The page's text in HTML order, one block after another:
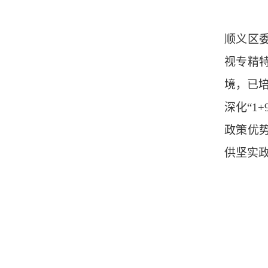
顺义区
视专精
境，已
深化
政策优
供坚实